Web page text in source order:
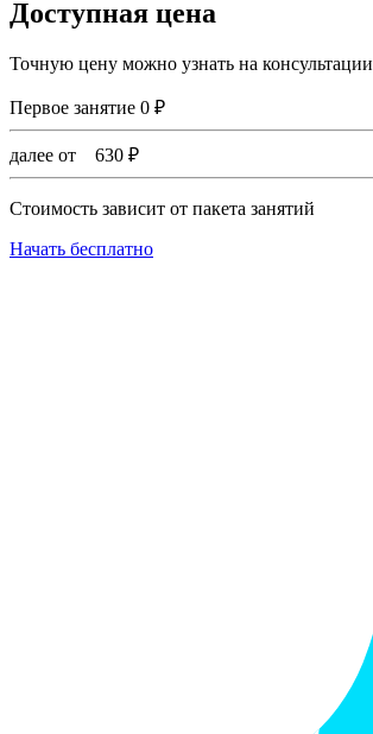
Доступная цена
Точную цену можно узнать на консультации
Первое занятие 0 ₽
далее от 630 ₽
Стоимость зависит от пакета занятий
Начать бесплатно